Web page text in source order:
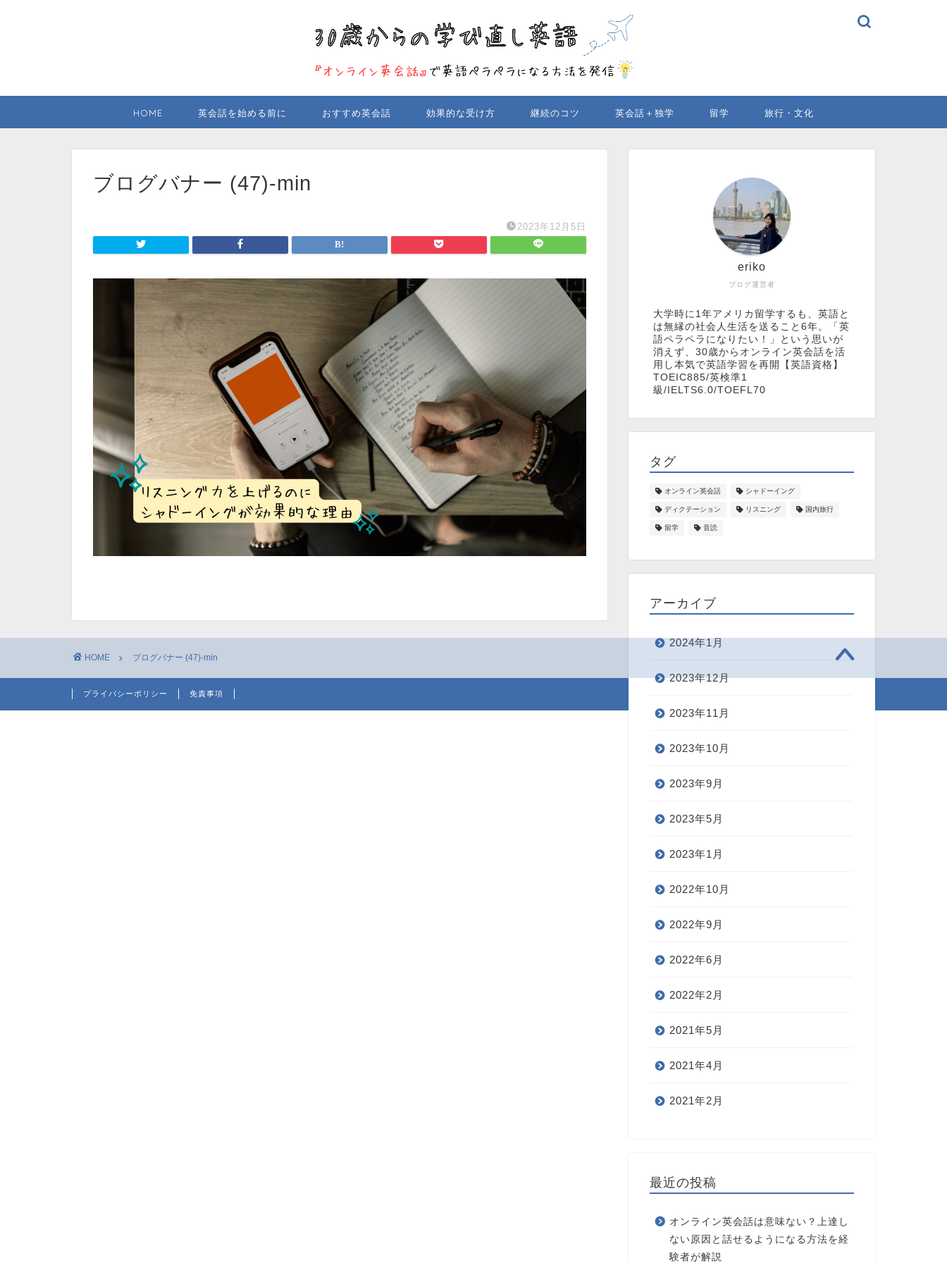
HOME 英会話を始める前に おすすめ英会話 効果的な受け方 継続のコツ 英会話＋独学 留学 旅行・文化
ブログバナー (47)-min
2023年12月5日
ブログ運営者
eriko
大学時に1年アメリカ留学するも、英語と
は無縁の社会人生活を送ること6年。「英
語ペラペラになりたい！」という思いが
消えず、30歳からオンライン英会話を活
用し本気で英語学習を再開【英語資格】
TOEIC885/英検準1
級/IELTS6.0/TOEFL70
タグ
オンライン英会話 シャドーイング
ディクテーション リスニング 国内旅行
留学 音読
アーカイブ
2024年1月
2023年12月
2023年11月
2023年10月
2023年9月
2023年5月
2023年1月
2022年10月
2022年9月
2022年6月
2022年2月
2021年5月
2021年4月
2021年2月
最近の投稿
オンライン英会話は意味ない？上達し
ない原因と話せるようになる方法を経
験者が解説
HOME ブログバナー (47)-min
プライバシーポリシー 免責事項